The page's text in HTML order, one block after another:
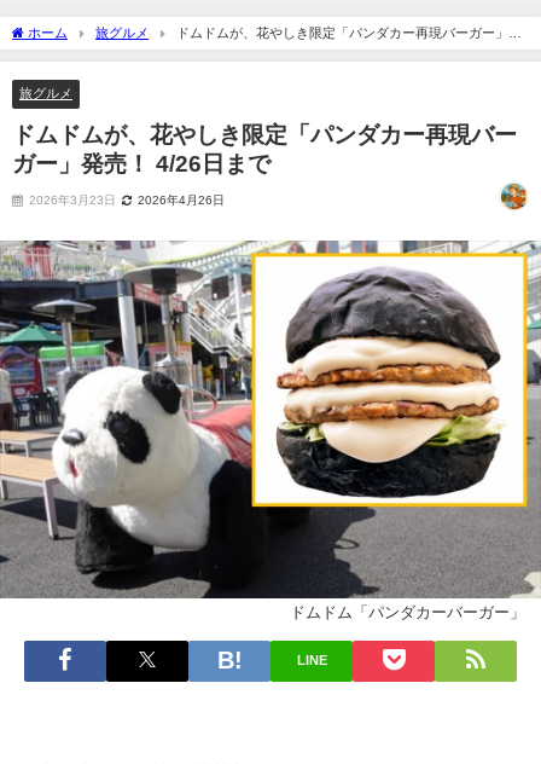
ホーム 旅グルメ
ドムドムが、花やしき限定「パンダカー再現バーガー」発
売！ 4/26日まで
旅グルメ
ドムドムが、花やしき限定「パンダカー再現バー
ガー」発売！ 4/26日まで
2026年3月23日 2026年4月26日
ドムドム「パンダカーバーガー」
LINE